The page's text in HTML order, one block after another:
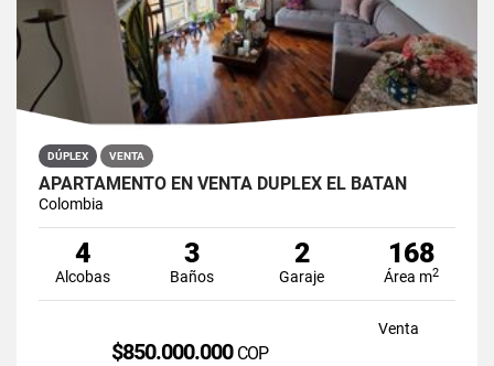
DÚPLEX VENTA
APARTAMENTO EN VENTA DÚPLEX EL BATÁN
Colombia
4
Alcobas
3
Baños
2
Garaje
168
Área m2
Venta
$850.000.000 COP